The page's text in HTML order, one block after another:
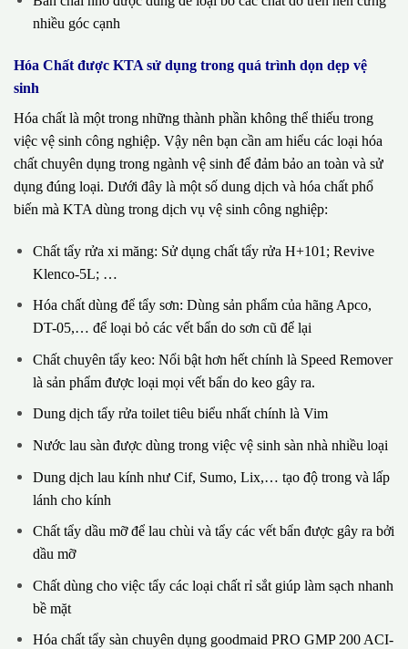
nhiều góc cạnh
Hóa Chất được KTA sử dụng trong quá trình dọn dẹp vệ
sinh
Hóa chất là một trong những thành phần không thể thiếu trong
việc vệ sinh công nghiệp. Vậy nên bạn cần am hiểu các loại hóa
chất chuyên dụng trong ngành vệ sinh để đảm bảo an toàn và sử
dụng đúng loại. Dưới đây là một số dung dịch và hóa chất phổ
biến mà KTA dùng trong dịch vụ vệ sinh công nghiệp:
Chất tẩy rửa xi măng: Sử dụng chất tẩy rửa H+101; Revive
Klenco-5L; …
Hóa chất dùng để tẩy sơn: Dùng sản phẩm của hãng Apco,
DT-05,… để loại bỏ các vết bẩn do sơn cũ để lại
Chất chuyên tẩy keo: Nổi bật hơn hết chính là Speed Remover
là sản phẩm được loại mọi vết bẩn do keo gây ra.
Dung dịch tẩy rửa toilet tiêu biểu nhất chính là Vim
Nước lau sàn được dùng trong việc vệ sinh sàn nhà nhiều loại
Dung dịch lau kính như Cif, Sumo, Lix,… tạo độ trong và lấp
lánh cho kính
Chất tẩy dầu mỡ để lau chùi và tẩy các vết bẩn được gây ra bởi
dầu mỡ
Chất dùng cho việc tẩy các loại chất rỉ sắt giúp làm sạch nhanh
bề mặt
Hóa chất tẩy sàn chuyên dụng goodmaid PRO GMP 200 ACI-